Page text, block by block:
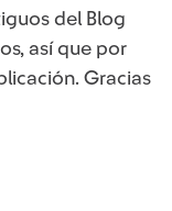
del Blog
así que por
Gracias